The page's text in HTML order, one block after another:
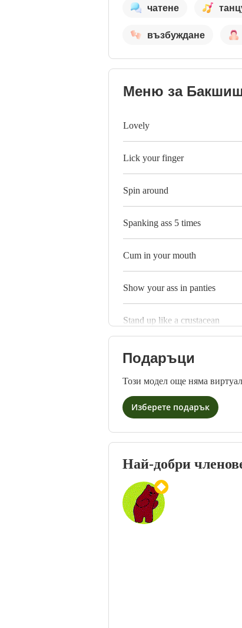
чатене
възбуждане
Меню за
Lovely
Lick your finger
Spin around
Spanking ass 5 times
Cum in your mouth
Show your ass in panties
Stand up like a crustacean
Подаръци
Този модел още няма
Изберете подарък
Най-добри